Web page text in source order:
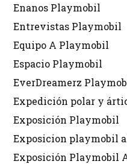
Enanos Playmobil
Entrevistas Playmobil
Equipo A Playmobil
Espacio Playmobil
EverDreamerz
Expedición polar y
Exposición Playmobil
Exposicion playmobil
Exposición Playmobil